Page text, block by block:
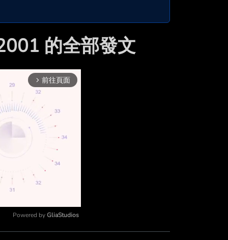
的全部發文
arrow_forward_ios 前往頁面
Powered by GliaStudios